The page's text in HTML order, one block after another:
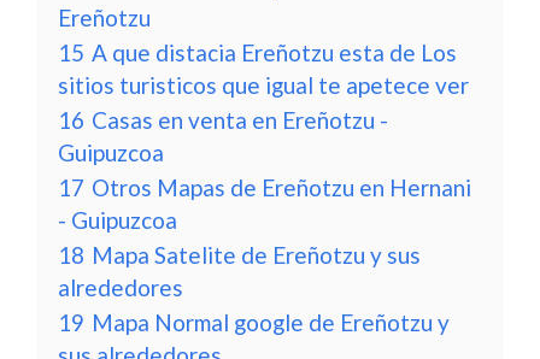
Ereñotzu
15 A que distacia Ereñotzu esta de Los
sitios turisticos que igual te apetece ver
16 Casas en venta en Ereñotzu -
Guipuzcoa
17 Otros Mapas de Ereñotzu en Hernani
- Guipuzcoa
18 Mapa Satelite de Ereñotzu y sus
alrededores
19 Mapa Normal google de Ereñotzu y